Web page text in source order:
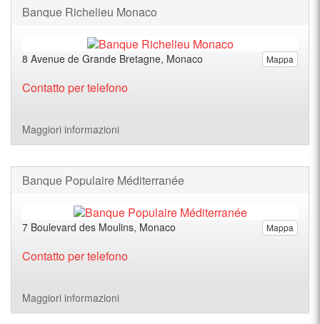
Banque Richelieu Monaco
Mappa
8 Avenue de Grande Bretagne, Monaco
Contatto per telefono
Maggiori informazioni
Banque Populaire Méditerranée
Mappa
7 Boulevard des Moulins, Monaco
Contatto per telefono
Maggiori informazioni